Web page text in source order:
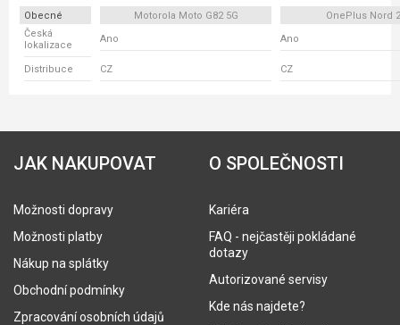
Obecné Motorola Moto G82 5G
OnePlus Nord
Česká
lokalizace
Ano Ano
Distribuce CZ CZ
JAK NAKUPOVAT
Možnosti dopravy
Možnosti platby
Nákup na splátky
Obchodní podmínky
Zpracování osobních údajů
O SPOLEČNOSTI
Kariéra
FAQ - nejčastěji pokládané
dotazy
Autorizované servisy
Kde nás najdete?